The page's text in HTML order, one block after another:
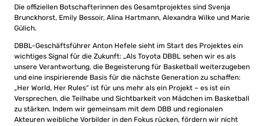
Die offiziellen Botschafterinnen des Gesamtprojektes sind Svenja
Brunckhorst, Emily Bessoir, Alina Hartmann, Alexandra Wilke und Marie
Gülich.
DBBL-Geschäftsführer Anton Hefele sieht im Start des Projektes ein
wichtiges Signal für die Zukunft: „Als Toyota DBBL sehen wir es als
unsere Verantwortung, die Begeisterung für Basketball weiterzugeben
und eine inspirierende Basis für die nächste Generation zu schaffen:
„Her World, Her Rules“ ist für uns mehr als ein Projekt – es ist ein
Versprechen, die Teilhabe und Sichtbarkeit von Mädchen im Basketball
zu stärken. Indem wir gemeinsam mit dem DBB und regionalen
Akteuren weibliche Vorbilder in den Fokus rücken, fördern wir nicht